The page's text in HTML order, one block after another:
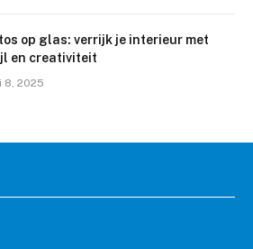
op glas: verrijk je interieur met
en creativiteit
8, 2025
painstakingly